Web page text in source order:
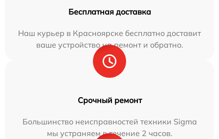
Бесплатная доставка
Наш курьер в Красноярске бесплатно доставит
ваше устройство на ремонт и обратно.
Срочный ремонт
Большинство неисправностей техники Sigma
мы устраняем в течение 2 часов.